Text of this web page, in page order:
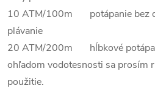
10 ATM/100m potápanie bez
plávanie
20 ATM/200m hĺbkové
ohľadom vodotesnosti sa prosím
použitie.